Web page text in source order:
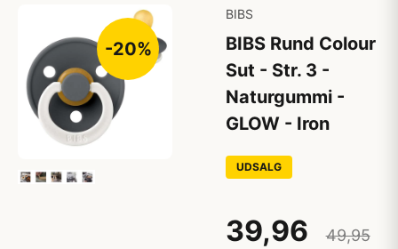
-20%
BIBS
BIBS Rund Colour
Sut - Str. 3 -
Naturgummi -
GLOW - Iron
UDSALG
39,96
49,95